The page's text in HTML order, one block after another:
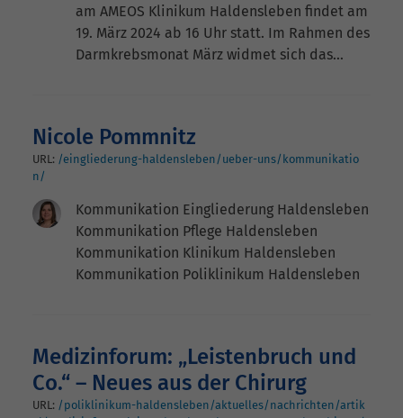
am AMEOS Klinikum Haldensleben findet am
19. März 2024 ab 16 Uhr statt. Im Rahmen des
Darmkrebsmonat März widmet sich das…
Nicole Pommnitz
URL: /eingliederung-haldensleben/ueber-uns/kommunikatio
n/
Kommunikation Eingliederung Haldensleben
Kommunikation Pflege Haldensleben
Kommunikation Klinikum Haldensleben
Kommunikation Poliklinikum Haldensleben
Medizinforum: „Leistenbruch und
Co.“ – Neues aus der Chirurg
URL: /poliklinikum-haldensleben/aktuelles/nachrichten/artik